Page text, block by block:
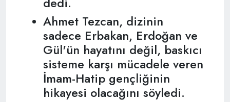
Ahmet Tezcan, dizinin
sadece Erbakan, Erdoğan ve
Gül'ün hayatını değil, baskıcı
sisteme karşı mücadele veren
İmam-Hatip gençliğinin
hikayesi olacağını söyledi.